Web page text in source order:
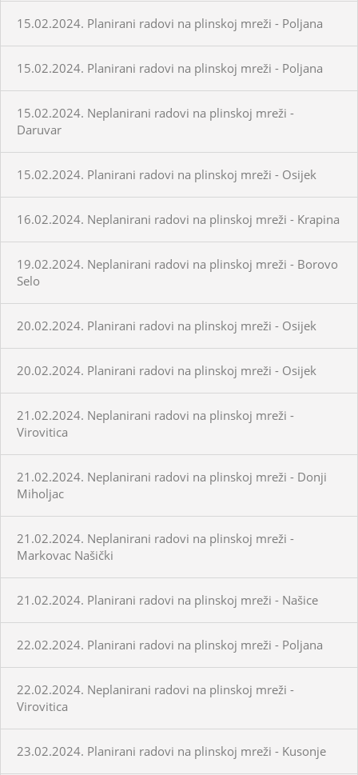
15.02.2024. Planirani radovi na plinskoj mreži - Poljana
15.02.2024. Planirani radovi na plinskoj mreži - Poljana
15.02.2024. Neplanirani radovi na plinskoj mreži -
Daruvar
15.02.2024. Planirani radovi na plinskoj mreži - Osijek
16.02.2024. Neplanirani radovi na plinskoj mreži - Krapina
19.02.2024. Neplanirani radovi na plinskoj mreži - Borovo
Selo
20.02.2024. Planirani radovi na plinskoj mreži - Osijek
20.02.2024. Planirani radovi na plinskoj mreži - Osijek
21.02.2024. Neplanirani radovi na plinskoj mreži -
Virovitica
21.02.2024. Neplanirani radovi na plinskoj mreži - Donji
Miholjac
21.02.2024. Neplanirani radovi na plinskoj mreži -
Markovac Našički
21.02.2024. Planirani radovi na plinskoj mreži - Našice
22.02.2024. Planirani radovi na plinskoj mreži - Poljana
22.02.2024. Neplanirani radovi na plinskoj mreži -
Virovitica
23.02.2024. Planirani radovi na plinskoj mreži - Kusonje